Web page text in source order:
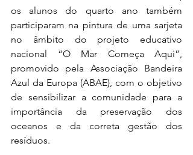
os alunos do quarto ano também
participaram na pintura de uma sarjeta
no âmbito do projeto educativo
nacional “O Mar Começa Aqui”,
promovido pela Associação Bandeira
Azul da Europa (ABAE), com o objetivo
de sensibilizar a comunidade para a
importância da preservação dos
oceanos e da correta gestão dos
resíduos.